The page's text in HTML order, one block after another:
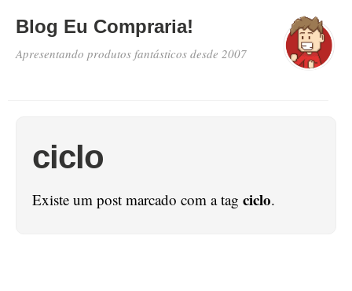
Blog Eu Compraria!
Apresentando produtos fantásticos desde 2007
ciclo
Existe um post marcado com a tag ciclo.